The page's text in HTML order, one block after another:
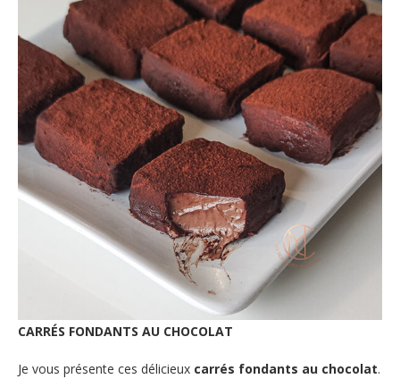
CARRÉS FONDANTS AU CHOCOLAT
Je vous présente ces délicieux carrés fondants au chocolat.